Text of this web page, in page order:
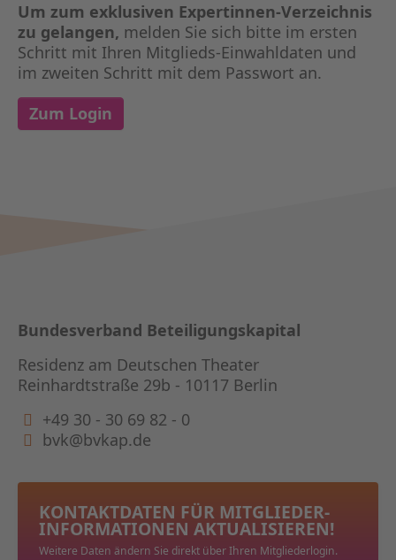
Um zum exklusiven Expertinnen-Verzeichnis
zu gelangen, melden Sie sich bitte im ersten
Schritt mit Ihren Mitglieds-Einwahldaten und
im zweiten Schritt mit dem Passwort an.
Zum Login
Bundesverband Beteiligungskapital
Residenz am Deutschen Theater
Reinhardtstraße 29b - 10117 Berlin
+49 30 - 30 69 82 - 0
bvk@bvkap.de
KONTAKTDATEN FÜR MITGLIEDER­
INFORMATIONEN AKTUALISIEREN!
Weitere Daten ändern Sie direkt über Ihren Mitgliederlogin.